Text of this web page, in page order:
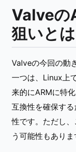
Valveの
狙いとは
Valveの今回の動
一つは、Linux上
来的にARMに特
互換性を確保す
性です。ただし
う可能性もありま